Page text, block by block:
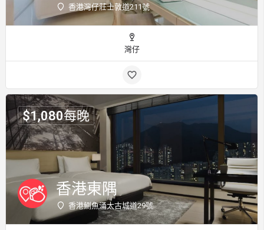
香港灣仔莊士敦道211號
灣仔
香港東隅
香港鰂魚涌太古城道29號
$1,080每晚